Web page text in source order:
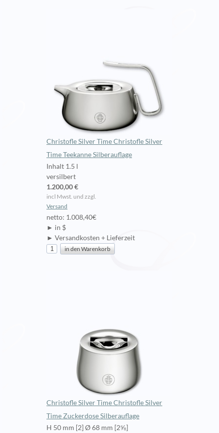
Christofle Silver Time Christofle Silver
Time Teekanne Silberauflage
Inhalt 1.5 l
versilbert
1.200,00 €
incl Mwst. und zzgl.
Versand
netto: 1.008,40€
► in $
► Versandkosten + Lieferzeit
Christofle Silver Time Christofle Silver
Time Zuckerdose Silberauflage
H 50 mm [2] Ø 68 mm [2⅝]